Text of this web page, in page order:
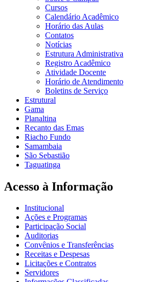
Cursos
Calendário Acadêmico
Horário das Aulas
Contatos
Notícias
Estrutura Administrativa
Registro Acadêmico
Atividade Docente
Horário de Atendimento
Boletins de Serviço
Estrutural
Gama
Planaltina
Recanto das Emas
Riacho Fundo
Samambaia
São Sebastião
Taguatinga
Acesso à Informação
Institucional
Ações e Programas
Participação Social
Auditorias
Convênios e Transferências
Receitas e Despesas
Licitações e Contratos
Servidores